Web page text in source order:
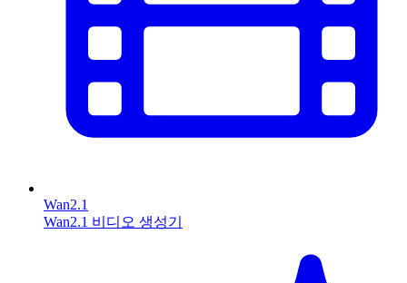
Wan2.1
Wan2.1 비디오 생성기